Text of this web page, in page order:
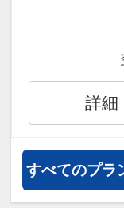
・ひろしま
ト広場）
・シミント
約1分）
・そごう
セーラ（徒
・広島グリ
・広島城（
直前予約
◇全室Ｗｉ-
料でインタ
◇全室ＶＯ
詳細
すべてのプラ